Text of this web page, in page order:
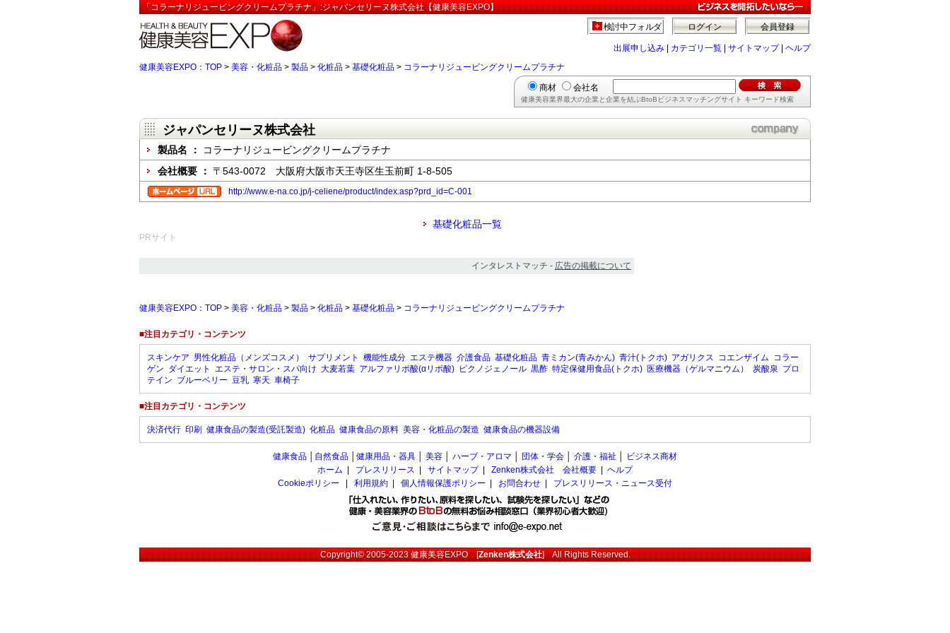
「コラーナリジュービングクリームプラチナ」:ジャパンセリーヌ株式会社【健康美容EXPO】
会員登録
ログイン
検討中フォルダ
出展申し込み カテゴリ一覧 サイトマップ| ヘルプ
健康美容EXPO：TOP > 美容・化粧品 > 製品 > 化粧品 > 基礎化粧品 > コラーナリジュービングクリームプラチナ
商材 会社名
健康美容業界最大の企業と企業を結ぶBtoBビジネスマッチングサイト キーワード検索
ジャパンセリーヌ株式会社
製品名 ：
コラーナリジュービングクリームプラチナ
会社概要 ： 〒543-0072 大阪府大阪市天王寺区生玉前町 1-8-505
http://www.e-na.co.jp/j-celiene/product/index.asp?prd_id=C-001
基礎化粧品一覧
PRサイト
インタレストマッチ - 広告の掲載について
健康美容EXPO：TOP > 美容・化粧品 > 製品 > 化粧品 > 基礎化粧品 > コラーナリジュービングクリームプラチナ
■注目カテゴリ・コンテンツ
スキンケア 男性化粧品（メンズコスメ） サプリメント 機能性成分 エステ機器 介護食品 基礎化粧品 青ミカン(青みかん) 青汁(トクホ) アガリクス コエンザイム コラー
ゲン ダイエット エステ・サロン・スパ向け 大麦若葉 アルファリポ酸(αリポ酸) ピクノジェノール 黒酢 特定保健用食品(トクホ) 医療機器（ゲルマニウム） 炭酸泉 プロ
テイン ブルーベリー 豆乳 寒天 車椅子
■注目カテゴリ・コンテンツ
決済代行 印刷 健康食品の製造(受託製造) 化粧品 健康食品の原料 美容・化粧品の製造 健康食品の機器設備
健康食品 自然食品 健康用品・器具 美容 ハーブ・アロマ 団体・学会 介護・福祉
ビジネス商材
ホーム
プレスリリース サイトマップ| Zenken株式会社 会社概要
ヘルプ
Cookieポリシー
利用規約 個人情報保護ポリシー お問合わせ プレスリリース・ニュース受付
Copyright© 2005-2023健康美容EXPO[Zenken株式会社] All Rights Reserved.